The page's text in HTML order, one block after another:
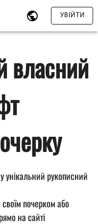
УВІЙТИ
власний
унікальний рукописний
почерком або
на сайті